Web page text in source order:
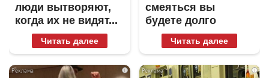
люди вытворяют,
когда их не видят...
Читать далее
смеяться вы
будете долго
Читать далее
i i